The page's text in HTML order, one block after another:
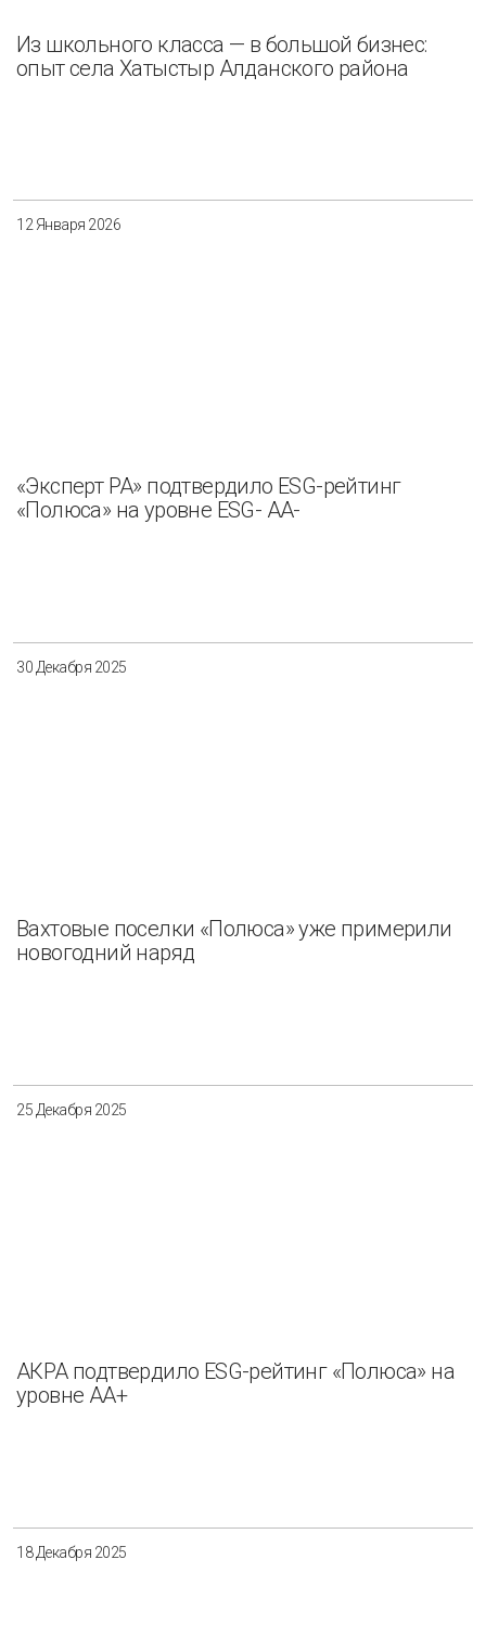
Из школьного класса — в большой бизнес:
опыт села Хатыстыр Алданского района
12 Января 2026
«Эксперт РА» подтвердило ESG-рейтинг
«Полюса» на уровне ESG- AА-
30 Декабря 2025
Вахтовые поселки «Полюса» уже примерили
новогодний наряд
25 Декабря 2025
АКРА подтвердило ESG-рейтинг «Полюса» на
уровне АА+
18 Декабря 2025